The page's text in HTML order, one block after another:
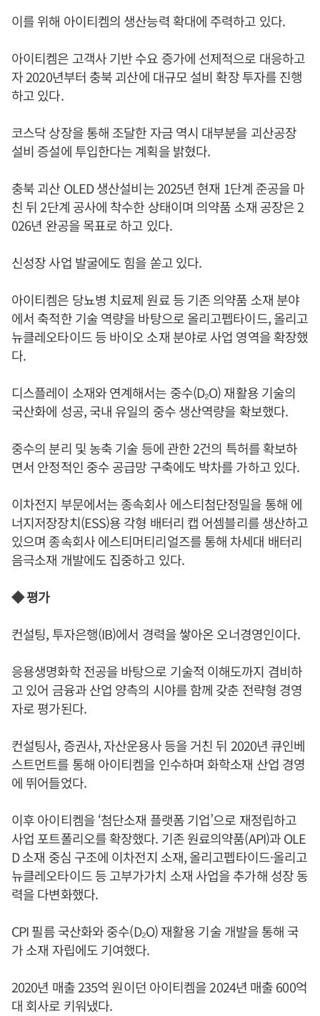
이를 위해 아이티켐의 생산능력 확대에 주력하고 있다.
아이티켐은 고객사 기반 수요 증가에 선제적으로 대응하고
자 2020년부터 충북 괴산에 대규모 설비 확장 투자를 진행
하고 있다.
코스닥 상장을 통해 조달한 자금 역시 대부분을 괴산공장
설비 증설에 투입한다는 계획을 밝혔다.
충북 괴산 OLED 생산설비는 2025년 현재 1단계 준공을 마
친 뒤 2단계 공사에 착수한 상태이며 의약품 소재 공장은 2
026년 완공을 목표로 하고 있다.
신성장 사업 발굴에도 힘을 쏟고 있다.
아이티켐은 당뇨병 치료제 원료 등 기존 의약품 소재 분야
에서 축적한 기술 역량을 바탕으로 올리고펩타이드, 올리고
뉴클레오타이드 등 바이오 소재 분야로 사업 영역을 확장했
다.
디스플레이 소재와 연계해서는 중수(D₂O) 재활용 기술의
국산화에 성공, 국내 유일의 중수 생산역량을 확보했다.
중수의 분리 및 농축 기술 등에 관한 2건의 특허를 확보하
면서 안정적인 중수 공급망 구축에도 박차를 가하고 있다.
이차전지 부문에서는 종속회사 에스티첨단정밀을 통해 에
너지저장장치(ESS)용 각형 배터리 캡 어셈블리를 생산하고
있으며 종속회사 에스티머티리얼즈를 통해 차세대 배터리
음극소재 개발에도 집중하고 있다.
◆ 평가
컨설팅, 투자은행(IB)에서 경력을 쌓아온 오너경영인이다.
응용생명화학 전공을 바탕으로 기술적 이해도까지 겸비하
고 있어 금융과 산업 양측의 시야를 함께 갖춘 전략형 경영
자로 평가된다.
컨설팅사, 증권사, 자산운용사 등을 거친 뒤 2020년 큐인베
스트먼트를 통해 아이티켐을 인수하며 화학소재 산업 경영
에 뛰어들었다.
이후 아이티켐을 ‘첨단소재 플랫폼 기업’으로 재정립하고
사업 포트폴리오를 확장했다. 기존 원료의약품(API)과 OLE
D 소재 중심 구조에 이차전지 소재, 올리고펩타이드·올리고
뉴클레오타이드 등 고부가가치 소재 사업을 추가해 성장 동
력을 다변화했다.
CPI 필름 국산화와 중수(D₂O) 재활용 기술 개발을 통해 국
가 소재 자립에도 기여했다.
2020년 매출 235억 원이던 아이티켐을 2024년 매출 600억
대 회사로 키워냈다.